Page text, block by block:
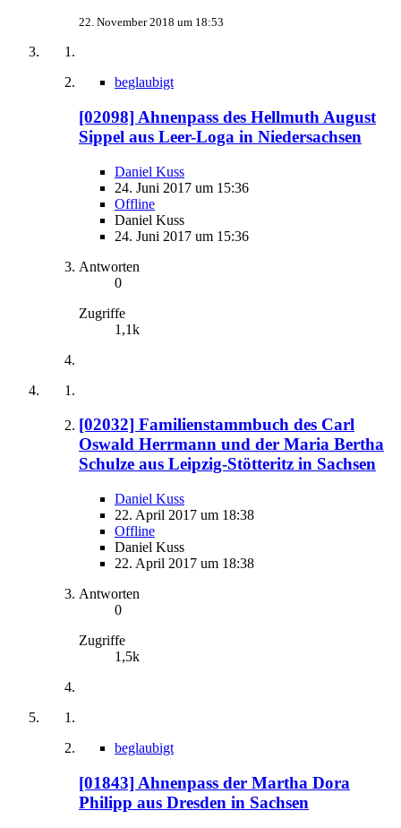
22. November 2018 um 18:53
beglaubigt
[02098] Ahnenpass des Hellmuth August
Sippel aus Leer-Loga in Niedersachsen
Daniel Kuss
24. Juni 2017 um 15:36
Offline
Daniel Kuss
24. Juni 2017 um 15:36
Antworten
0
Zugriffe
1,1k
[02032] Familienstammbuch des Carl
Oswald Herrmann und der Maria Bertha
Schulze aus Leipzig-Stötteritz in Sachsen
Daniel Kuss
22. April 2017 um 18:38
Offline
Daniel Kuss
22. April 2017 um 18:38
Antworten
0
Zugriffe
1,5k
beglaubigt
[01843] Ahnenpass der Martha Dora
Philipp aus Dresden in Sachsen